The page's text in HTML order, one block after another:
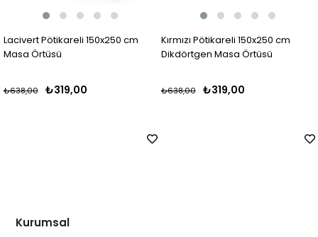
Lacivert Pötikareli 150x250 cm
Masa Örtüsü
₺319,00
₺638,00
Kırmızı Pötikareli 150x250 cm
Dikdörtgen Masa Örtüsü
₺319,00
₺638,00
Kurumsal